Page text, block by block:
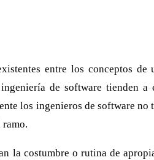
entre los conceptos de
de software tienden a
los ingenieros de software no
la costumbre o rutina de